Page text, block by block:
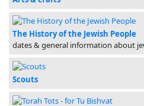
The History of the Jewish People
dates & general information about
Scouts